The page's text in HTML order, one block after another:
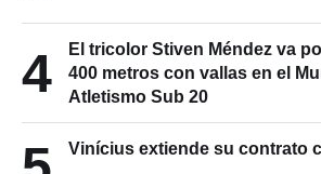
4
El tricolor Stiven Méndez va
400 metros con vallas en el
Atletismo Sub 20
Vinícius extiende su contrato